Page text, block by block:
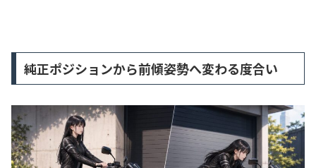
純正ポジションから前傾姿勢へ変わる度合い